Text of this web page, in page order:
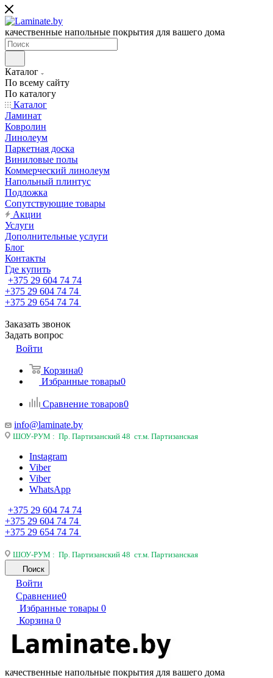
качественные напольные покрытия для вашего дома
Каталог
По всему сайту
По каталогу
Каталог
Ламинат
Ковролин
Линолеум
Паркетная доска
Виниловые полы
Коммерческий линолеум
Напольный плинтус
Подложка
Сопутствующие товары
Акции
Услуги
Дополнительные услуги
Блог
Контакты
Где купить
+375 29 604 74 74
+375 29 604 74 74
+375 29 654 74 74
Заказать звонок
Задать вопрос
Войти
Корзина0
Избранные товары0
Сравнение товаров0
info@laminate.by
ШОУ-РУМ : Пр. Партизанский 48 ст.м. Партизанская
Instagram
Viber
Viber
WhatsApp
+375 29 604 74 74
+375 29 604 74 74
+375 29 654 74 74
ШОУ-РУМ : Пр. Партизанский 48 ст.м. Партизанская
Поиск
Войти
Сравнение0
Избранные товары 0
Корзина 0
качественные напольные покрытия для вашего дома